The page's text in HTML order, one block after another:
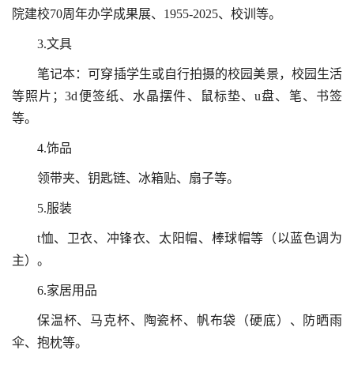
院建校70周年办学成果展、1955-2025、校训等。
3.文具
笔记本：可穿插学生或自行拍摄的校园美景，校园生活
等照片；3d便签纸、水晶摆件、鼠标垫、u盘、笔、书签
等。
4.饰品
领带夹、钥匙链、冰箱贴、扇子等。
5.服装
t恤、卫衣、冲锋衣、太阳帽、棒球帽等（以蓝色调为
主）。
6.家居用品
保温杯、马克杯、陶瓷杯、帆布袋（硬底）、防晒雨
伞、抱枕等。